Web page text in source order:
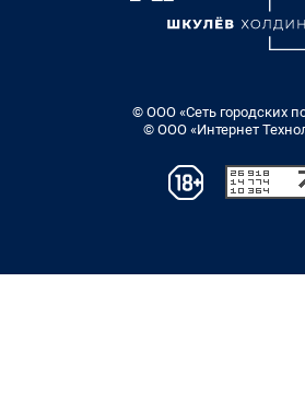
© ООО «Сеть городских
© ООО «Интернет